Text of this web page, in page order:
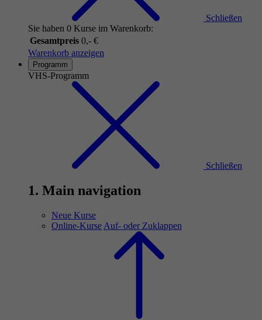
Schließen
Sie haben 0 Kurse im Warenkorb:
Gesamtpreis 0,- €
Warenkorb anzeigen
Programm
VHS-Programm
Schließen
1. Main navigation
Neue Kurse
Online-Kurse Auf- oder Zuklappen